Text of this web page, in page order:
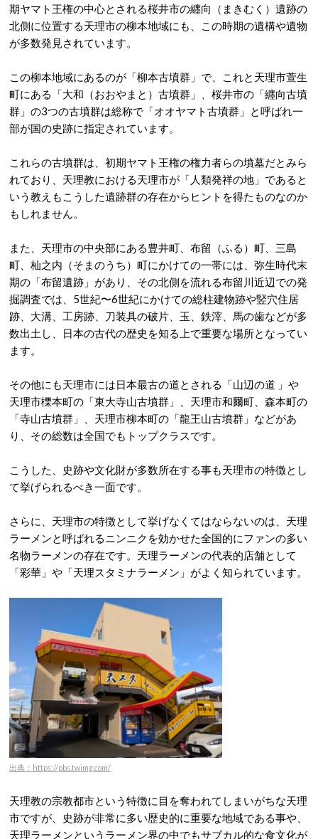
期ヤマト王権の中心とされる桜井市の纒向（まきむく）遺跡の
北側に位置する天理市の柳本地域にも、この時期の遺構や遺物
が多数発見されています。
この柳本地域にあるのが「柳本古墳群」で、これと天理市萱生
町にある「大和（おおやまと）古墳群」、桜井市の「纒向古墳
群」の3つの古墳群は総称で「オオヤマト古墳群」と呼ばれ一
部が国の史跡に指定されています。
これらの古墳群は、初期ヤマト王権の権力者らの墳墓だとみら
れており、天理教における天理市が「人類発祥の地」であると
いう教えもこうした遺跡群の存在からヒントを得たものなのか
もしれません。
また、天理市の中央部にある豊井町、布留（ふる）町、三島
町、杣之内（そまのうち）町にかけての一帯には、弥生時代末
期の「布留遺跡」があり、その北側を流れる布留川近辺での発
掘調査では、5世紀〜6世紀にかけての総柱建物跡や竪穴住居
跡、大溝、工房跡、刀装具の破片、玉、鉄滓、馬の歯などが多
数出土し、日本の古代の歴史を知る上で重要な場所となってい
ます。
その他にも天理市には日本最古の道とされる「山辺の道 」や
天理市櫟本町の「東大寺山古墳群」、天理市和爾町、森本町の
「寺山古墳群」、天理市柳本町の「龍王山古墳群」などがあ
り、その総数は全国でもトップクラスです。
こうした、史跡や文化財が多数所在する事も天理市の特徴とし
て挙げられるべき一面です。
さらに、天理市の特徴として挙げなくてはならないのは、天理
ラーメンと呼ばれるニンニクを効かせた全国的にファンの多い
名物ラーメンの存在です。天理ラーメンの代表的店舗として
「彩華」や「天理スタミナラーメン」がよく知られています。
出典：https://pbs.twimg.com/
天理教の宗教都市という特徴に目を奪われてしまいがちな天理
市ですが、史跡が非常に多い歴史的に重要な地域である事や、
天理ラーメンというラーメン界の中でもサブカル的な食文化が